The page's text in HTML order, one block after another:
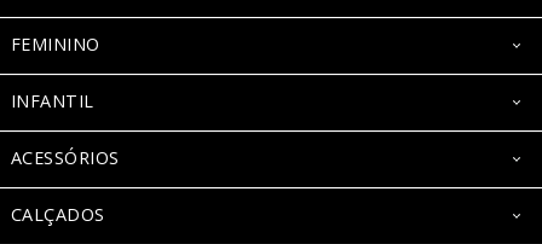
FEMININO
INFANTIL
ACESSÓRIOS
CALÇADOS